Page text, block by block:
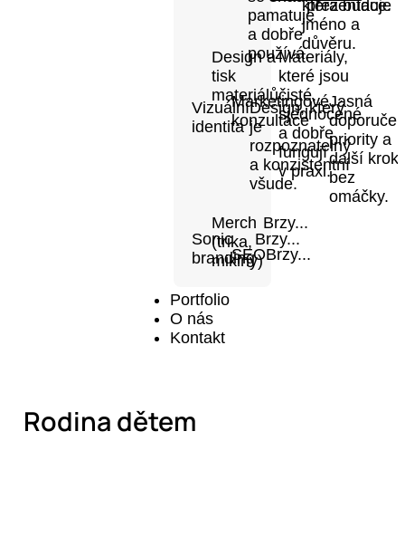
pamatuje
a dobře
používá.
Vizuální
identita
Design, který
je
rozpoznatelný
a konzistentní
všude.
Sonic
branding
Brzy...
prezentace.
Design a
tisk
materiálů
Materiály,
které jsou
čisté,
sjednocené
a dobře
fungují
v praxi.
Merch
(trika,
mikiny)
Brzy...
která buduje
jméno a
důvěru.
Marketingové
konzultace
Jasná
priority a
další
bez
omáčky.
SEOBrzy...
Portfolio
O nás
Kontakt
Rodina dětem